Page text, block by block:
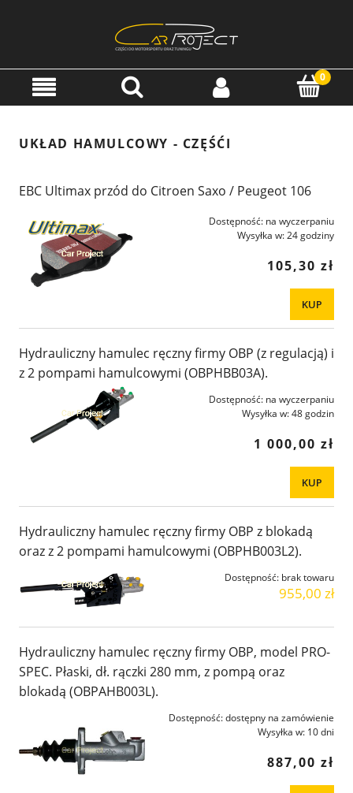
UKŁAD HAMULCOWY - CZĘŚĆI
EBC Ultimax przód do Citroen Saxo / Peugeot 106
Dostępność: na wyczerpaniu
Wysyłka w:24 godziny
105,30 zł
KUP
Hydrauliczny hamulec ręczny firmy OBP (z regulacją) i
z 2 pompami hamulcowymi (OBPHBB03A).
Dostępność: na wyczerpaniu
Wysyłka w:48 godzin
1 000,00 zł
KUP
Hydrauliczny hamulec ręczny firmy OBP z blokadą
oraz z 2 pompami hamulcowymi (OBPHB003L2).
Dostępność: brak towaru
955,00 zł
Hydrauliczny hamulec ręczny firmy OBP, model PRO-
SPEC. Płaski, dł. rączki 280 mm, z pompą oraz
blokadą (OBPAHB003L).
Dostępność:dostępny na zamówienie
Wysyłka w: 10 dni
887,00 zł